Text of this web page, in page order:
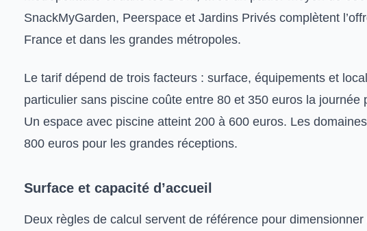
SnackMyGarden, Peerspace et Jardins Privés complètent
France et dans les grandes métropoles.
Le tarif dépend de trois facteurs : surface, équipements et
particulier sans piscine coûte entre 80 et 350 euros la journée
Un espace avec piscine atteint 200 à 600 euros. Les
800 euros pour les grandes réceptions.
Surface et capacité d’accueil
Deux règles de calcul servent de référence pour dimensionner